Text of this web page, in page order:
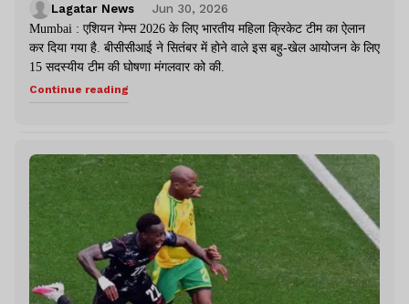
Lagatar News
Jun 30, 2026
Mumbai : एशियन गेम्स 2026 के लिए भारतीय महिला क्रिकेट टीम का ऐलान
कर दिया गया है. बीसीसीआई ने सितंबर में होने वाले इस बहु-खेल आयोजन के लिए
15 सदस्यीय टीम की घोषणा मंगलवार को की.
Continue reading